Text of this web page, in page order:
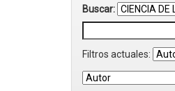
Buscar:
Filtros actuales: